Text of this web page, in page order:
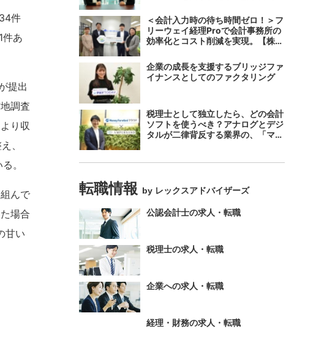
件
件あ
提出
調査
り収
、
。
んで
場合
甘い
つのシステムで完結する 「請求
QUICK」の魅力に迫る
＜会計入力時の待ち時間ゼロ！＞フ
リーウェイ経理Proで会計事務所の
効率化とコスト削減を実現。【株式
郷税理士法人（経理宅配便事業
部）】
企業の成長を支援するブリッジファ
イナンスとしてのファクタリング
税理士として独立したら、どの会計
ソフトを使うべき？アナログとデジ
タルが二律背反する業界の、「マネ
転職情報 by レックスアドバイザーズ
公認会計士の求人・転職
税理士の求人・転職
企業への求人・転職
経理・財務の求人・転職